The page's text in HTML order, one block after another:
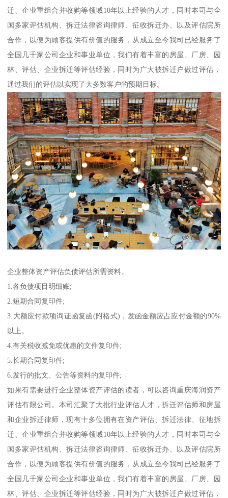
迁、企业重组合并收购等领域10年以上经验的人才，同时本司与全
国多家评估机构、拆迁法律咨询律师、征收拆迁办、以及评估院所
合作，以便为顾客提供有价值的服务，从成立至今我司已经服务了
全国几千家公司企业和事业单位，我们有着丰富的房屋、厂房、园
林、评估、企业拆迁等评估经验，同时为广大被拆迁户做过评估，
通过我们的评估以实现了大多数客户的预期目标。
企业整体资产评估负债评估所需资料。
1.各负债项目明细账;
2.短期合同复印件;
3.大额应付款项询证函复函(附格式)，发函金额应占应付金额的90%
以上。
4.有关税收减免或优惠的文件复印件;
5.长期合同复印件;
6.发行的批文、公告等资料的复印件;
如果有需要进行企业整体资产评估的读者，可以咨询重庆海润资产
评估有限公司。本司汇聚了大批行业评估人才，拆迁评估师和房屋
和企业拆迁律师，现有十多位拥有在资产评估、拆迁法律、征地拆
迁、企业重组合并收购等领域10年以上经验的人才，同时本司与全
国多家评估机构、拆迁法律咨询律师、征收拆迁办、以及评估院所
合作，以便为顾客提供有价值的服务，从成立至今我司已经服务了
全国几千家公司企业和事业单位，我们有着丰富的房屋、厂房、园
林、评估、企业拆迁等评估经验，同时为广大被拆迁户做过评估，